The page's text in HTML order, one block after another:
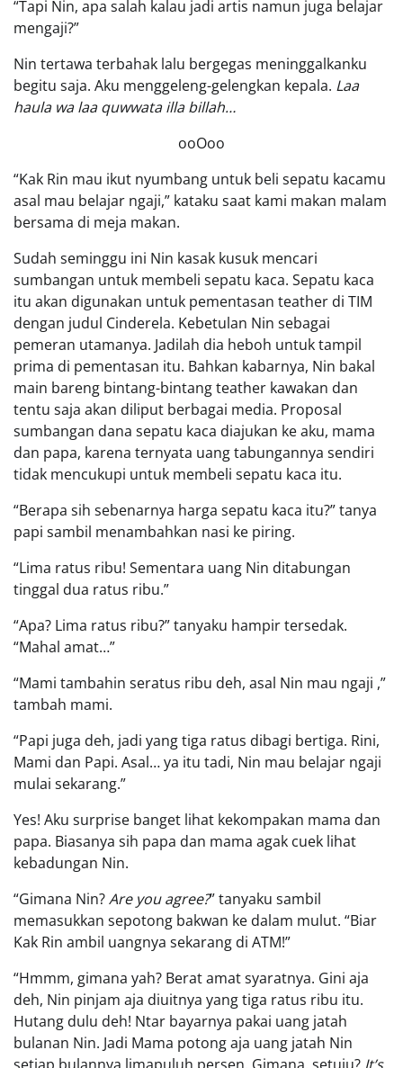
“Tapi Nin, apa salah kalau jadi artis namun juga belajar
mengaji?”
Nin tertawa terbahak lalu bergegas meninggalkanku
begitu saja. Aku menggeleng-gelengkan kepala. Laa
haula wa laa quwwata illa billah…
ooOoo
“Kak Rin mau ikut nyumbang untuk beli sepatu kacamu
asal mau belajar ngaji,” kataku saat kami makan malam
bersama di meja makan.
Sudah seminggu ini Nin kasak kusuk mencari
sumbangan untuk membeli sepatu kaca. Sepatu kaca
itu akan digunakan untuk pementasan teather di TIM
dengan judul Cinderela. Kebetulan Nin sebagai
pemeran utamanya. Jadilah dia heboh untuk tampil
prima di pementasan itu. Bahkan kabarnya, Nin bakal
main bareng bintang-bintang teather kawakan dan
tentu saja akan diliput berbagai media. Proposal
sumbangan dana sepatu kaca diajukan ke aku, mama
dan papa, karena ternyata uang tabungannya sendiri
tidak mencukupi untuk membeli sepatu kaca itu.
“Berapa sih sebenarnya harga sepatu kaca itu?” tanya
papi sambil menambahkan nasi ke piring.
“Lima ratus ribu! Sementara uang Nin ditabungan
tinggal dua ratus ribu.”
“Apa? Lima ratus ribu?” tanyaku hampir tersedak.
“Mahal amat…”
“Mami tambahin seratus ribu deh, asal Nin mau ngaji ,”
tambah mami.
“Papi juga deh, jadi yang tiga ratus dibagi bertiga. Rini,
Mami dan Papi. Asal… ya itu tadi, Nin mau belajar ngaji
mulai sekarang.”
Yes! Aku surprise banget lihat kekompakan mama dan
papa. Biasanya sih papa dan mama agak cuek lihat
kebadungan Nin.
“Gimana Nin?Are you agree?” tanyaku sambil
memasukkan sepotong bakwan ke dalam mulut. “Biar
Kak Rin ambil uangnya sekarang di ATM!”
“Hmmm, gimana yah? Berat amat syaratnya. Gini aja
deh, Nin pinjam aja diuitnya yang tiga ratus ribu itu.
Hutang dulu deh! Ntar bayarnya pakai uang jatah
bulanan Nin. Jadi Mama potong aja uang jatah Nin